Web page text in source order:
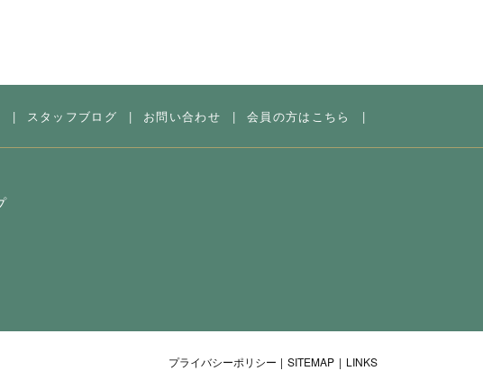
| スタッフブログ | お問い合わせ |会員の方はこちら |
プライバシーポリシー |SITEMAP | LINKS